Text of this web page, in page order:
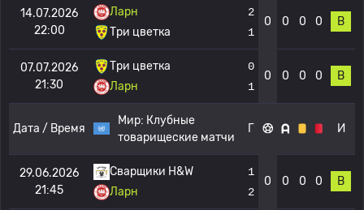
14.07.2026
22:00
Ларн
Три цветка
2
1
0 0 0 0 В
07.07.2026
21:30
Три цветка
Ларн
0
1
0 0 0 0 В
Дата / Время
Мир: Клубные
товарищеские матчи
Г И
29.06.2026
21:45
Сварщики H&W
Ларн
1
2
0 0 0 0 В